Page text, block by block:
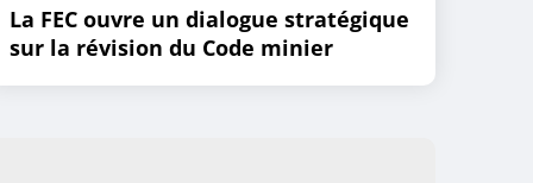
La FEC ouvre un dialogue stratégique
sur la révision du Code minier